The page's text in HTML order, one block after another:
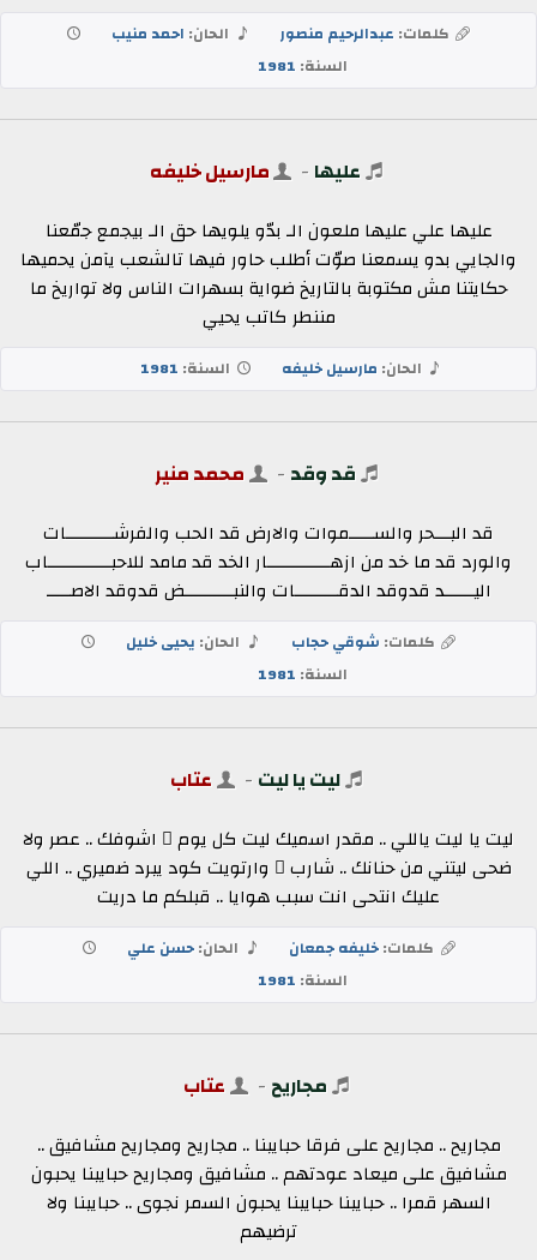
كلمات: عبدالرحيم منصور الحان: احمد منيب
السنة: 1981
عليها - مارسيل خليفه
عليها علي عليها ملعون الـ بدّو يلويها حق الـ بيجمع جمّعنا
والجايي بدو يسمعنا صوّت أطلب حاور فيها تالشعب يآمن يحميها
حكايتنا مش مكتوبة بالتاريخ ضواية بسهرات الناس ولا تواريخ ما
مننطر كاتب يحيي
الحان: مارسيل خليفه السنة: 1981
قد وقد - محمد منير
قد البـــحر والســـــموات والارض قد الحب والفرشــــــــــات
والورد قد ما خد من ازهـــــــــــــار الخد قد مامد للاحبـــــــــــــاب
اليــــــد قدوقد الدقـــــــــات والنبــــــــــض قدوقد الاصـــــ
كلمات: شوقي حجاب الحان: يحيى خليل
السنة: 1981
ليت يا ليت - عتاب
ليت يا ليت ياللي .. مقدر اسميك ليت كل يوم ٍ اشوفك .. عصر ولا
ضحى ليتني من حنانك .. شارب ٍ وارتويت كود يبرد ضميري .. اللي
عليك انتحى انت سبب هوايا .. قبلكم ما دريت
كلمات:خليفه جمعان الحان:حسن علي
السنة: 1981
مجاريح - عتاب
مجاريح .. مجاريح على فرقا حبايبنا .. مجاريح ومجاريح مشافيق ..
مشافيق على ميعاد عودتهم .. مشافيق ومجاريح حبايبنا يحبون
السهر قمرا .. حبايبنا حبايبنا يحبون السمر نجوى .. حبايبنا ولا
ترضيهم